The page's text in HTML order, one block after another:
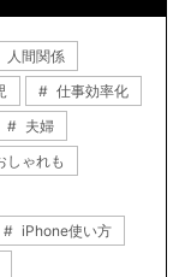
人間関係
仕事効率化
夫婦
しゃれも
iPhone使い方